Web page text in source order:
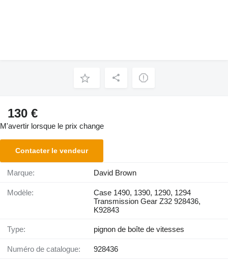
130 €
M'avertir lorsque le prix change
Contacter le vendeur
Marque: David Brown
Modèle:
Case 1490, 1390, 1290, 1294
Transmission Gear Z32 928436,
K92843
Type: pignon de boîte de vitesses
Numéro de catalogue: 928436